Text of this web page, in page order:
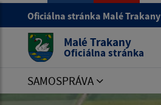
Oficiálna stránka Malé Trakany
Malé Trakany
Oficiálna stránka
SAMOSPRÁVA